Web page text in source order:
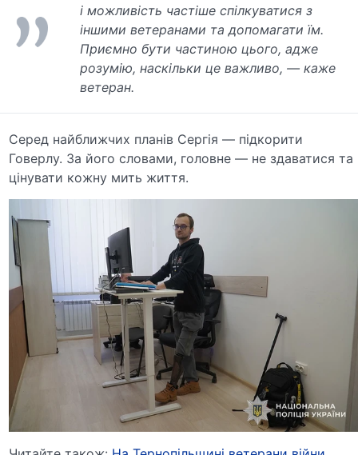
і можливість частіше спілкуватися з
іншими ветеранами та допомагати їм.
Приємно бути частиною цього, адже
розумію, наскільки це важливо, — каже
ветеран.
Серед найближчих планів Сергія — підкорити
Говерлу. За його словами, головне — не здаватися та
цінувати кожну мить життя.